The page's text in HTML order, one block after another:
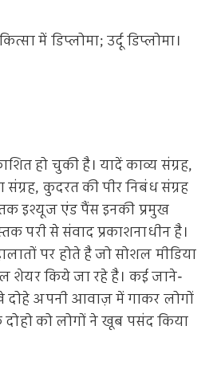
में डिप्लोमा; उर्दू डिप्लोमा।
हो चुकी है। यादें काव्य संग्रह,
संग्रह, कुदरत की पीर निबंध संग्रह
इश्यूज एंड पैंस इनकी प्रमुख
परी से संवाद प्रकाशनाधीन है।
पर होते है जो सोशल मीडिया
किये जा रहे है। कई जाने-
अपनी आवाज़ में गाकर लोगों
को लोगों ने खूब पसंद किया